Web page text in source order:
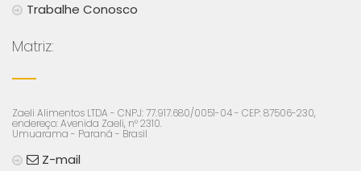
Trabalhe Conosco
Matriz:
Zaeli Alimentos LTDA - CNPJ: 77.917.680/0051-04 - CEP: 87506-230,
endereço: Avenida Zaeli, n° 2310.
Umuarama - Paraná - Brasil
Z-mail